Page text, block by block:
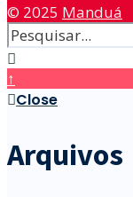
© 2025 Manduá
↑
Close
Arquivos